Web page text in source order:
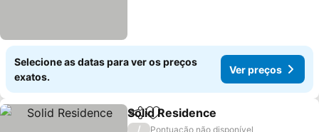
Selecione as datas para ver os preços
exatos.
Ver preços
PartilharAdicionar aos favoritos
Solid Residence
/
Pontuação não disponível